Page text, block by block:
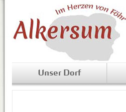
Unser Dorf